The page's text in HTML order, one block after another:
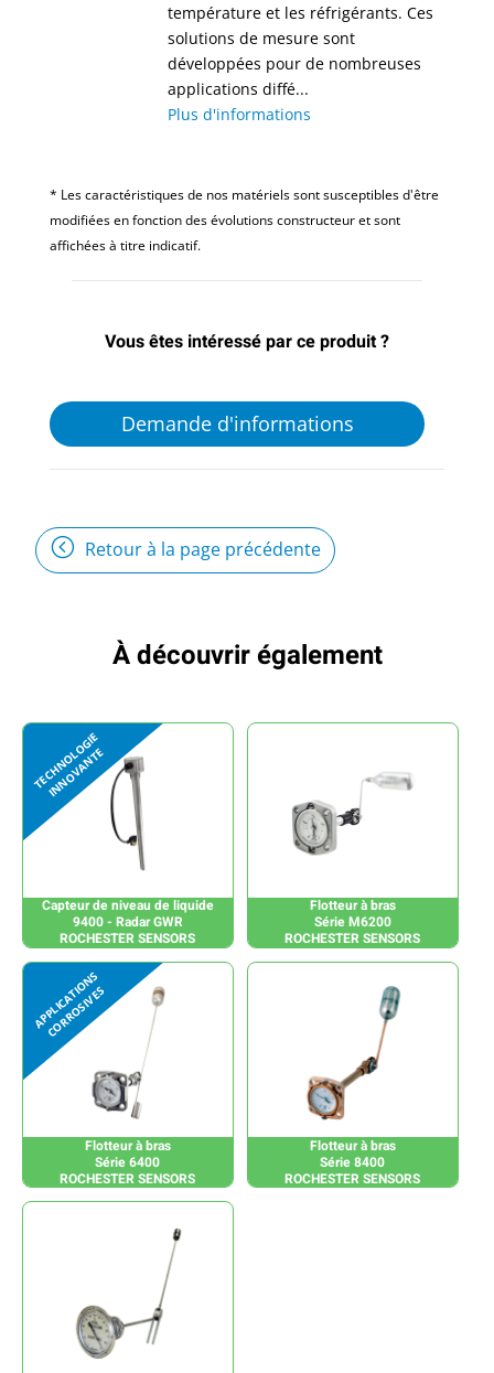
température et les réfrigérants. Ces
solutions de mesure sont
développées pour de nombreuses
applications diffé...
Plus d'informations
* Les caractéristiques de nos matériels sont susceptibles d'être
modifiées en fonction des évolutions constructeur et sont
affichées à titre indicatif.
Vous êtes intéressé par ce produit ?
Demande d'informations
Retour à la page précédente
À découvrir également
Capteur de niveau de liquide
9400 - Radar GWR
ROCHESTER SENSORS
Flotteur à bras
Série M6200
ROCHESTER SENSORS
Flotteur à bras
Série 6400
ROCHESTER SENSORS
Flotteur à bras
Série 8400
ROCHESTER SENSORS